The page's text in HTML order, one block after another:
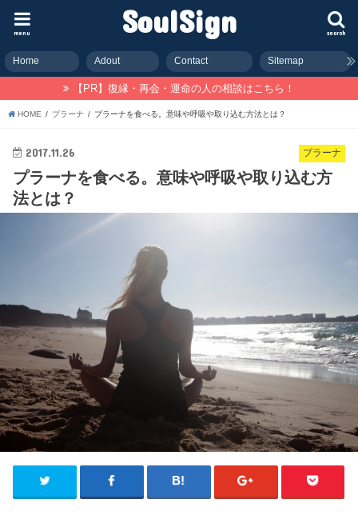
SoulSign search
menu
Home Adout Contact Sitemap
【PR】復縁・再会・運命の人の相談はこちら！
HOME プラーナ プラーナを食べる。意味や呼吸や取り込む方法とは？
プラーナ
2017.11.26
プラーナを食べる。意味や呼吸や取り込む方
法とは？